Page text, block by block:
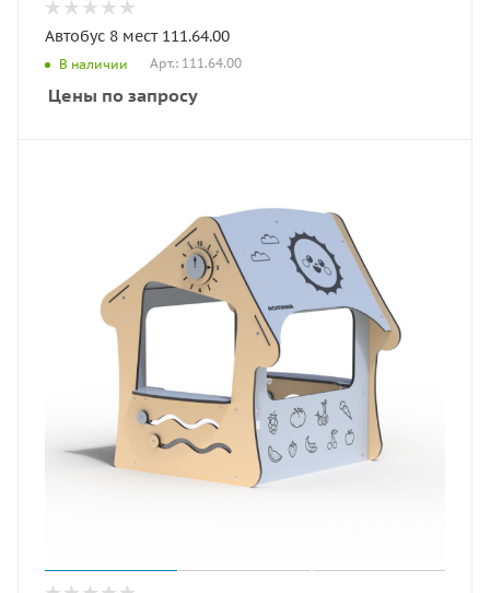
Автобус 8 мест 111.64.00
В наличии Арт.: 111.64.00
Цены по запросу